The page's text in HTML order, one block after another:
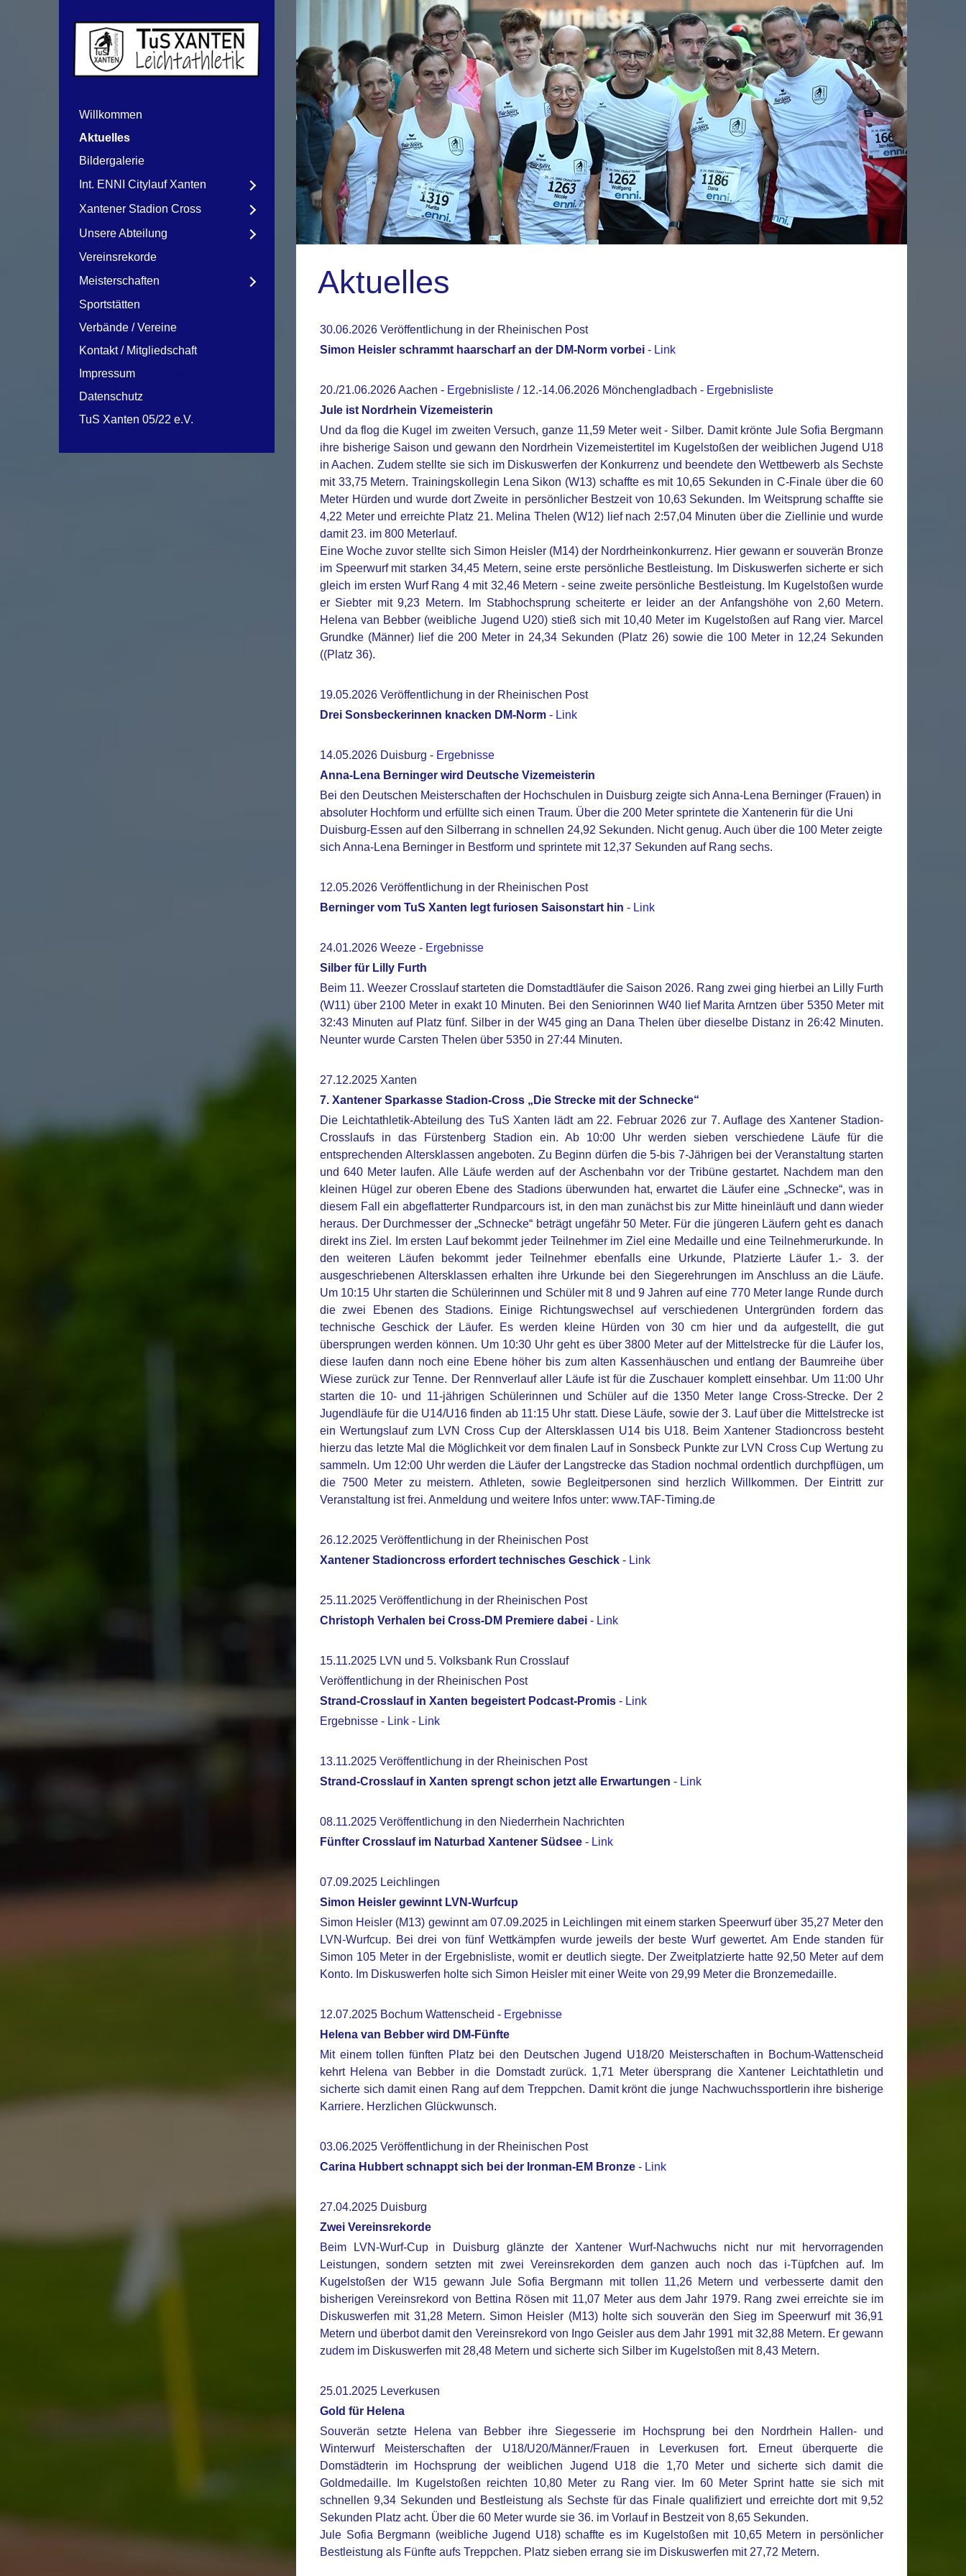
Willkommen
Aktuelles
Bildergalerie
Int. ENNI Citylauf Xanten
Xantener Stadion Cross
Unsere Abteilung
Vereinsrekorde
Meisterschaften
Sportstätten
Verbände / Vereine
Kontakt / Mitgliedschaft
Impressum
Datenschutz
TuS Xanten 05/22 e.V.
Aktuelles
30.06.2026 Veröffentlichung in der Rheinischen Post
Simon Heisler schrammt haarscharf an der DM-Norm vorbei - Link
20./21.06.2026 Aachen - Ergebnisliste / 12.-14.06.2026 Mönchengladbach - Ergebnisliste
Jule ist Nordrhein Vizemeisterin
Und da flog die Kugel im zweiten Versuch, ganze 11,59 Meter weit - Silber. Damit krönte Jule Sofia Bergmann
ihre bisherige Saison und gewann den Nordrhein Vizemeistertitel im Kugelstoßen der weiblichen Jugend U18
in Aachen. Zudem stellte sie sich im Diskuswerfen der Konkurrenz und beendete den Wettbewerb als Sechste
mit 33,75 Metern. Trainingskollegin Lena Sikon (W13) schaffte es mit 10,65 Sekunden in C-Finale über die 60
Meter Hürden und wurde dort Zweite in persönlicher Bestzeit von 10,63 Sekunden. Im Weitsprung schaffte sie
4,22 Meter und erreichte Platz 21. Melina Thelen (W12) lief nach 2:57,04 Minuten über die Ziellinie und wurde
damit 23. im 800 Meterlauf.
Eine Woche zuvor stellte sich Simon Heisler (M14) der Nordrheinkonkurrenz. Hier gewann er souverän Bronze
im Speerwurf mit starken 34,45 Metern, seine erste persönliche Bestleistung. Im Diskuswerfen sicherte er sich
gleich im ersten Wurf Rang 4 mit 32,46 Metern - seine zweite persönliche Bestleistung. Im Kugelstoßen wurde
er Siebter mit 9,23 Metern. Im Stabhochsprung scheiterte er leider an der Anfangshöhe von 2,60 Metern.
Helena van Bebber (weibliche Jugend U20) stieß sich mit 10,40 Meter im Kugelstoßen auf Rang vier. Marcel
Grundke (Männer) lief die 200 Meter in 24,34 Sekunden (Platz 26) sowie die 100 Meter in 12,24 Sekunden
((Platz 36).
19.05.2026 Veröffentlichung in der Rheinischen Post
Drei Sonsbeckerinnen knacken DM-Norm - Link
14.05.2026 Duisburg - Ergebnisse
Anna-Lena Berninger wird Deutsche Vizemeisterin
Bei den Deutschen Meisterschaften der Hochschulen in Duisburg zeigte sich Anna-Lena Berninger (Frauen) in
absoluter Hochform und erfüllte sich einen Traum. Über die 200 Meter sprintete die Xantenerin für die Uni
Duisburg-Essen auf den Silberrang in schnellen 24,92 Sekunden. Nicht genug. Auch über die 100 Meter zeigte
sich Anna-Lena Berninger in Bestform und sprintete mit 12,37 Sekunden auf Rang sechs.
12.05.2026 Veröffentlichung in der Rheinischen Post
Berninger vom TuS Xanten legt furiosen Saisonstart hin - Link
24.01.2026 Weeze - Ergebnisse
Silber für Lilly Furth
Beim 11. Weezer Crosslauf starteten die Domstadtläufer die Saison 2026. Rang zwei ging hierbei an Lilly Furth
(W11) über 2100 Meter in exakt 10 Minuten. Bei den Seniorinnen W40 lief Marita Arntzen über 5350 Meter mit
32:43 Minuten auf Platz fünf. Silber in der W45 ging an Dana Thelen über dieselbe Distanz in 26:42 Minuten.
Neunter wurde Carsten Thelen über 5350 in 27:44 Minuten.
27.12.2025 Xanten
7. Xantener Sparkasse Stadion-Cross „Die Strecke mit der Schnecke“
Die Leichtathletik-Abteilung des TuS Xanten lädt am 22. Februar 2026 zur 7. Auflage des Xantener Stadion-
Crosslaufs in das Fürstenberg Stadion ein. Ab 10:00 Uhr werden sieben verschiedene Läufe für die
entsprechenden Altersklassen angeboten. Zu Beginn dürfen die 5-bis 7-Jährigen bei der Veranstaltung starten
und 640 Meter laufen. Alle Läufe werden auf der Aschenbahn vor der Tribüne gestartet. Nachdem man den
kleinen Hügel zur oberen Ebene des Stadions überwunden hat, erwartet die Läufer eine „Schnecke“, was in
diesem Fall ein abgeflatterter Rundparcours ist, in den man zunächst bis zur Mitte hineinläuft und dann wieder
heraus. Der Durchmesser der „Schnecke“ beträgt ungefähr 50 Meter. Für die jüngeren Läufern geht es danach
direkt ins Ziel. Im ersten Lauf bekommt jeder Teilnehmer im Ziel eine Medaille und eine Teilnehmerurkunde. In
den weiteren Läufen bekommt jeder Teilnehmer ebenfalls eine Urkunde, Platzierte Läufer 1.- 3. der
ausgeschriebenen Altersklassen erhalten ihre Urkunde bei den Siegerehrungen im Anschluss an die Läufe.
Um 10:15 Uhr starten die Schülerinnen und Schüler mit 8 und 9 Jahren auf eine 770 Meter lange Runde durch
die zwei Ebenen des Stadions. Einige Richtungswechsel auf verschiedenen Untergründen fordern das
technische Geschick der Läufer. Es werden kleine Hürden von 30 cm hier und da aufgestellt, die gut
übersprungen werden können. Um 10:30 Uhr geht es über 3800 Meter auf der Mittelstrecke für die Läufer los,
diese laufen dann noch eine Ebene höher bis zum alten Kassenhäuschen und entlang der Baumreihe über
Wiese zurück zur Tenne. Der Rennverlauf aller Läufe ist für die Zuschauer komplett einsehbar. Um 11:00 Uhr
starten die 10- und 11-jährigen Schülerinnen und Schüler auf die 1350 Meter lange Cross-Strecke. Der 2
Jugendläufe für die U14/U16 finden ab 11:15 Uhr statt. Diese Läufe, sowie der 3. Lauf über die Mittelstrecke ist
ein Wertungslauf zum LVN Cross Cup der Altersklassen U14 bis U18. Beim Xantener Stadioncross besteht
hierzu das letzte Mal die Möglichkeit vor dem finalen Lauf in Sonsbeck Punkte zur LVN Cross Cup Wertung zu
sammeln. Um 12:00 Uhr werden die Läufer der Langstrecke das Stadion nochmal ordentlich durchpflügen, um
die 7500 Meter zu meistern. Athleten, sowie Begleitpersonen sind herzlich Willkommen. Der Eintritt zur
Veranstaltung ist frei. Anmeldung und weitere Infos unter: www.TAF-Timing.de
26.12.2025 Veröffentlichung in der Rheinischen Post
Xantener Stadioncross erfordert technisches Geschick - Link
25.11.2025 Veröffentlichung in der Rheinischen Post
Christoph Verhalen bei Cross-DM Premiere dabei - Link
15.11.2025 LVN und 5. Volksbank Run Crosslauf
Veröffentlichung in der Rheinischen Post
Strand-Crosslauf in Xanten begeistert Podcast-Promis - Link
Ergebnisse - Link - Link
13.11.2025 Veröffentlichung in der Rheinischen Post
Strand-Crosslauf in Xanten sprengt schon jetzt alle Erwartungen - Link
08.11.2025 Veröffentlichung in den Niederrhein Nachrichten
Fünfter Crosslauf im Naturbad Xantener Südsee - Link
07.09.2025 Leichlingen
Simon Heisler gewinnt LVN-Wurfcup
Simon Heisler (M13) gewinnt am 07.09.2025 in Leichlingen mit einem starken Speerwurf über 35,27 Meter den
LVN-Wurfcup. Bei drei von fünf Wettkämpfen wurde jeweils der beste Wurf gewertet. Am Ende standen für
Simon 105 Meter in der Ergebnisliste, womit er deutlich siegte. Der Zweitplatzierte hatte 92,50 Meter auf dem
Konto. Im Diskuswerfen holte sich Simon Heisler mit einer Weite von 29,99 Meter die Bronzemedaille.
12.07.2025 Bochum Wattenscheid - Ergebnisse
Helena van Bebber wird DM-Fünfte
Mit einem tollen fünften Platz bei den Deutschen Jugend U18/20 Meisterschaften in Bochum-Wattenscheid
kehrt Helena van Bebber in die Domstadt zurück. 1,71 Meter übersprang die Xantener Leichtathletin und
sicherte sich damit einen Rang auf dem Treppchen. Damit krönt die junge Nachwuchssportlerin ihre bisherige
Karriere. Herzlichen Glückwunsch.
03.06.2025 Veröffentlichung in der Rheinischen Post
Carina Hubbert schnappt sich bei der Ironman-EM Bronze - Link
27.04.2025 Duisburg
Zwei Vereinsrekorde
Beim LVN-Wurf-Cup in Duisburg glänzte der Xantener Wurf-Nachwuchs nicht nur mit hervorragenden
Leistungen, sondern setzten mit zwei Vereinsrekorden dem ganzen auch noch das i-Tüpfchen auf. Im
Kugelstoßen der W15 gewann Jule Sofia Bergmann mit tollen 11,26 Metern und verbesserte damit den
bisherigen Vereinsrekord von Bettina Rösen mit 11,07 Meter aus dem Jahr 1979. Rang zwei erreichte sie im
Diskuswerfen mit 31,28 Metern. Simon Heisler (M13) holte sich souverän den Sieg im Speerwurf mit 36,91
Metern und überbot damit den Vereinsrekord von Ingo Geisler aus dem Jahr 1991 mit 32,88 Metern. Er gewann
zudem im Diskuswerfen mit 28,48 Metern und sicherte sich Silber im Kugelstoßen mit 8,43 Metern.
25.01.2025 Leverkusen
Gold für Helena
Souverän setzte Helena van Bebber ihre Siegesserie im Hochsprung bei den Nordrhein Hallen- und
Winterwurf Meisterschaften der U18/U20/Männer/Frauen in Leverkusen fort. Erneut überquerte die
Domstädterin im Hochsprung der weiblichen Jugend U18 die 1,70 Meter und sicherte sich damit die
Goldmedaille. Im Kugelstoßen reichten 10,80 Meter zu Rang vier. Im 60 Meter Sprint hatte sie sich mit
schnellen 9,34 Sekunden und Bestleistung als Sechste für das Finale qualifiziert und erreichte dort mit 9,52
Sekunden Platz acht. Über die 60 Meter wurde sie 36. im Vorlauf in Bestzeit von 8,65 Sekunden.
Jule Sofia Bergmann (weibliche Jugend U18) schaffte es im Kugelstoßen mit 10,65 Metern in persönlicher
Bestleistung als Fünfte aufs Treppchen. Platz sieben errang sie im Diskuswerfen mit 27,72 Metern.